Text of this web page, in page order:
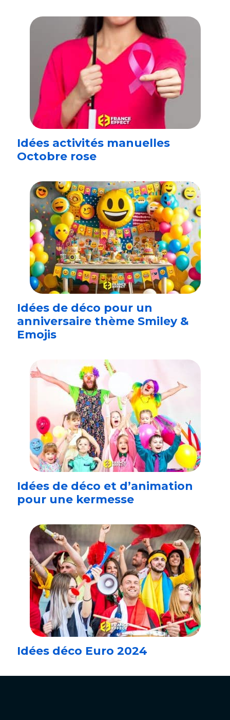
Idées activités manuelles
Octobre rose
Idées de déco pour un
anniversaire thème Smiley &
Emojis
Idées de déco et d’animation
pour une kermesse
Idées déco Euro 2024